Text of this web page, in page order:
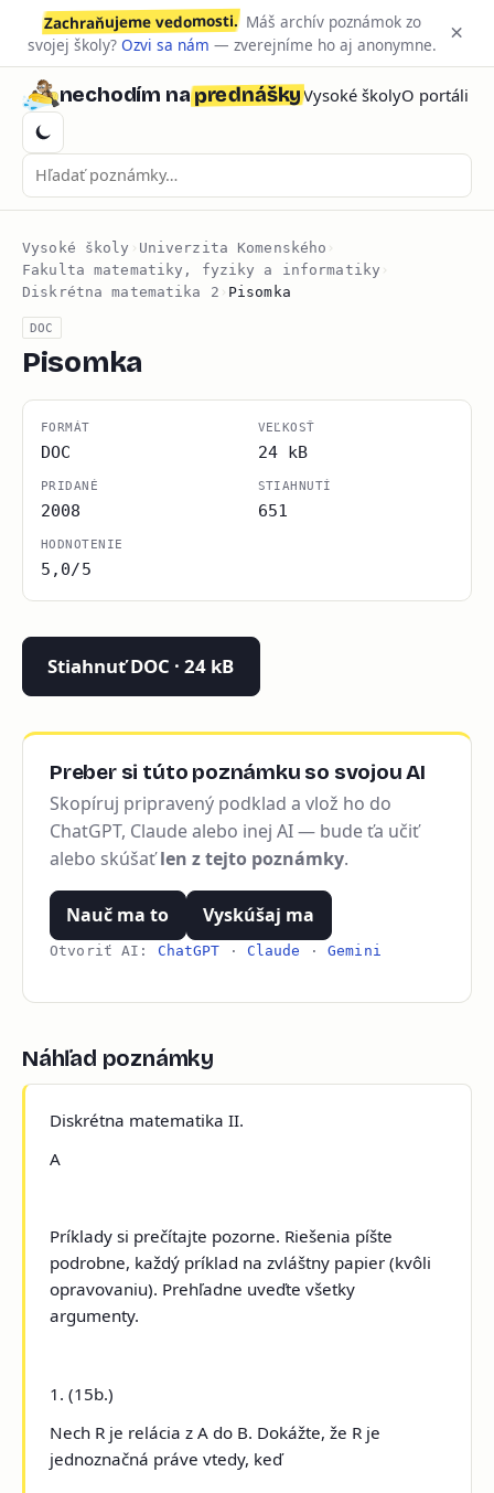
Zachraňujeme vedomosti. Máš archív poznámok zo
svojej školy? Ozvi sa nám — zverejníme ho aj anonymne. ×
nechodím naprednáškyVysoké školyO portáli
Vysoké školy › Univerzita Komenského ›
Fakulta matematiky, fyziky a informatiky ›
Diskrétna matematika 2 › Pisomka
DOC
Pisomka
FORMÁT
DOC
VEĽKOSŤ
24 kB
PRIDANÉ
2008
STIAHNUTÍ
651
HODNOTENIE
5,0/5
Stiahnuť DOC · 24 kB
Preber si túto poznámku so svojou AI
Skopíruj pripravený podklad a vlož ho do
ChatGPT, Claude alebo inej AI — bude ťa učiť
alebo skúšaťlen z tejto poznámky.
Nauč ma to Vyskúšaj ma
Otvoriť AI: ChatGPT · Claude ·Gemini
Náhľad poznámky
Diskrétna matematika II.
A
Príklady si prečítajte pozorne. Riešenia píšte
podrobne, každý príklad na zvláštny papier (kvôli
opravovaniu). Prehľadne uveďte všetky
argumenty.
1. (15b.)
Nech R je relácia z A do B. Dokážte, že R je
jednoznačná práve vtedy, keď